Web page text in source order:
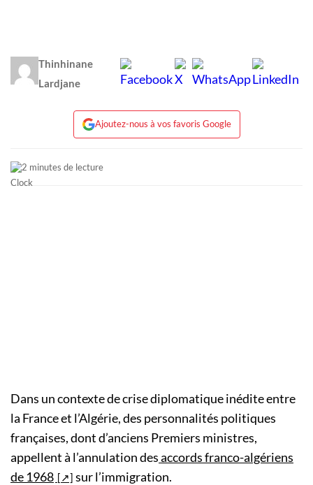
Thinhinane
Lardjane
Ajoutez-nous à vos favoris Google
2 minutes de lecture
Dans un contexte de crise diplomatique inédite entre
la France et l’Algérie, des personnalités politiques
françaises, dont d’anciens Premiers ministres,
appellent à l’annulation desaccords franco-algériens
de 1968
sur l’immigration.